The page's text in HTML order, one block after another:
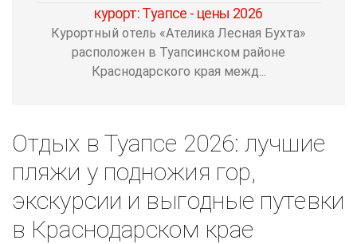
курорт: Туапсе - цены 2026
Курортный отель «Ателика Лесная Бухта»
расположен в Туапсинском районе
Краснодарского края межд...
Отдых в Туапсе 2026: лучшие
пляжи у подножия гор,
экскурсии и выгодные путевки
в Краснодарском крае